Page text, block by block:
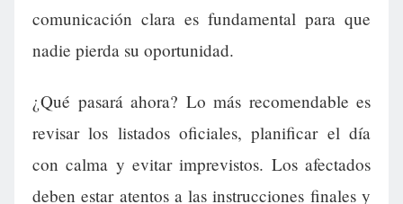
comunicación clara es fundamental para que
nadie pierda su oportunidad.
¿Qué pasará ahora? Lo más recomendable es
revisar los listados oficiales, planificar el día
con calma y evitar imprevistos. Los afectados
deben estar atentos a las instrucciones finales y